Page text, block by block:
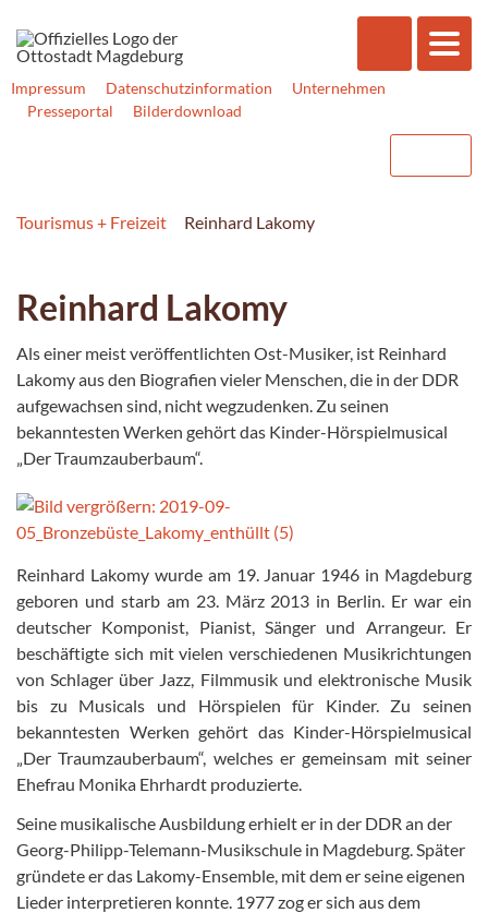
Impressum Datenschutzinformation
Unternehmen
Presseportal
Bilderdownload
Tourismus + Freizeit Reinhard Lakomy
Reinhard Lakomy
Als einer meist veröffentlichten Ost-Musiker, ist Reinhard
Lakomy aus den Biografien vieler Menschen, die in der DDR
aufgewachsen sind, nicht wegzudenken. Zu seinen
bekanntesten Werken gehört das Kinder-Hörspielmusical
„Der Traumzauberbaum“.
Reinhard Lakomy wurde am 19. Januar 1946 in Magdeburg
geboren und starb am 23. März 2013 in Berlin. Er war ein
deutscher Komponist, Pianist, Sänger und Arrangeur. Er
beschäftigte sich mit vielen verschiedenen Musikrichtungen
von Schlager über Jazz, Filmmusik und elektronische Musik
bis zu Musicals und Hörspielen für Kinder. Zu seinen
bekanntesten Werken gehört das Kinder-Hörspielmusical
„Der Traumzauberbaum“, welches er gemeinsam mit seiner
Ehefrau Monika Ehrhardt produzierte.
Seine musikalische Ausbildung erhielt er in der DDR an der
Georg-Philipp-Telemann-Musikschule in Magdeburg. Später
gründete er das Lakomy-Ensemble, mit dem er seine eigenen
Lieder interpretieren konnte. 1977 zog er sich aus dem